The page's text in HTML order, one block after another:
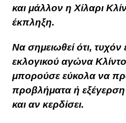
και μάλλον η Χίλαρι
έκπληξη.
Να σημειωθεί ότι,
εκλογικού αγώνα
μπορούσε εύκολα να
προβλήματα ή
και αν κερδίσει.